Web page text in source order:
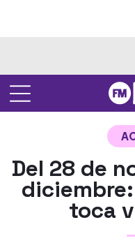
Del 28 de
toca